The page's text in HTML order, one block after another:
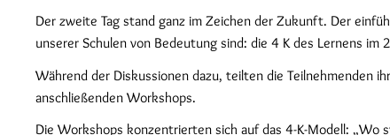
Der zweite Tag stand ganz im Zeichen der Zukunft. Der
unserer Schulen von Bedeutung sind: die 4 K des Lernens
Während der Diskussionen dazu, teilten die Teilnehmenden
anschließenden Workshops.
Die Workshops konzentrierten sich auf das 4-K-Modell: „Wo